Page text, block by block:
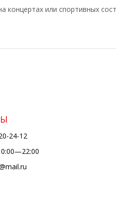
концертах или спортивных
24-12